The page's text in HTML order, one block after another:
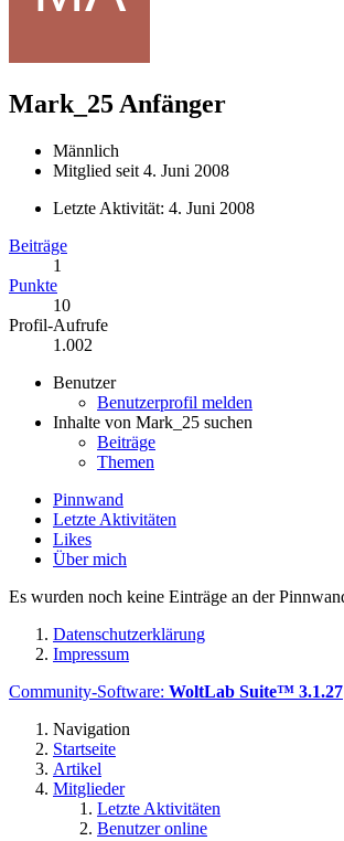
Mark_25 Anfänger
Männlich
Mitglied seit 4. Juni 2008
Letzte Aktivität: 4. Juni 2008
Beiträge
1
Punkte
10
Profil-Aufrufe
1.002
Benutzer
Benutzerprofil melden
Inhalte von Mark_25 suchen
Beiträge
Themen
Pinnwand
Letzte Aktivitäten
Likes
Über mich
Es wurden noch keine Einträge an der
Datenschutzerklärung
Impressum
Community-Software: WoltLab Suite™ 3.1.27
Navigation
Startseite
Artikel
Mitglieder
Letzte Aktivitäten
Benutzer online